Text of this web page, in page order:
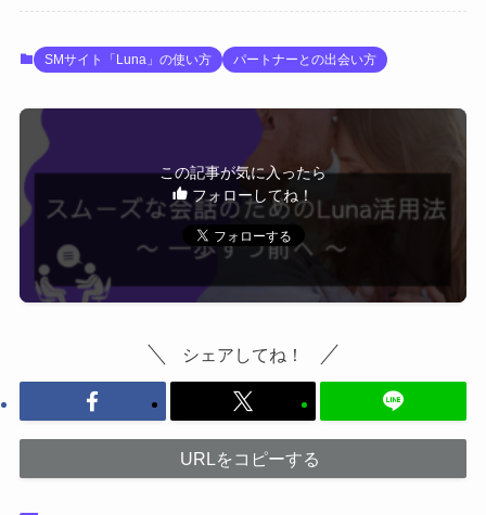
SMサイト「Luna」の使い方 パートナーとの出会い方
この記事が気に入ったら
フォローしてね！
シェアしてね！
URLをコピーする